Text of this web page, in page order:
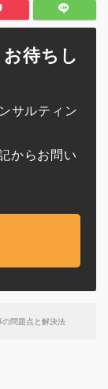
待ちし
サルティン
からお問い
問題点と解決法